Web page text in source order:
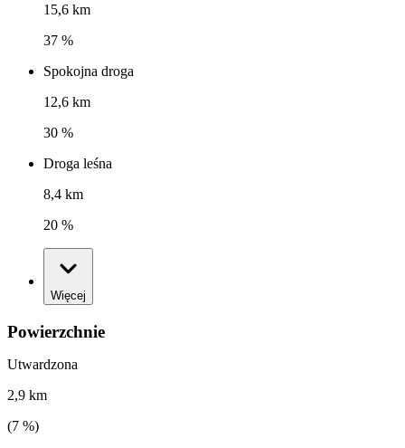
15,6 km
37 %
Spokojna droga
12,6 km
30 %
Droga leśna
8,4 km
20 %
Więcej
Powierzchnie
Utwardzona
2,9 km
(7 %)